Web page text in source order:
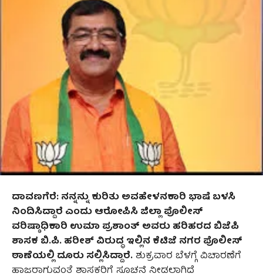
ದಾವಣಗೆರೆ: ನನ್ನನ್ನು ಕುರಿತು ಅವಹೇಳನಕಾರಿ ಭಾಷೆ ಬಳಸಿ
ನಿಂದಿಸಿದ್ದಾರೆ ಎಂದು ಆರೋಪಿಸಿ ಜಿಲ್ಲಾ ಪೊಲೀಸ್
ವರಿಷ್ಠಾಧಿಕಾರಿ ಉಮಾ ಪ್ರಶಾಂತ್ ಅವರು ಹರಿಹರದ ಬಿಜೆಪಿ
ಶಾಸಕ ಬಿ.ಪಿ. ಹರೀಶ್ ವಿರುದ್ಧ ಇಲ್ಲಿನ ಕೆಟಿಜೆ ನಗರ ಪೊಲೀಸ್‌
ಠಾಣೆಯಲ್ಲಿ ದೂರುಸಲ್ಲಿಸಿದ್ದಾರೆ.ಶುಕ್ರವಾರ ಬೆಳಗ್ಗೆ ವಿಚಾರಣೆಗೆ
ಹಾಜರಾಗುವಂತೆ ಶಾಸಕರಿಗೆ ಸೂಚನೆ ನೀಡಲಾಗಿದೆ